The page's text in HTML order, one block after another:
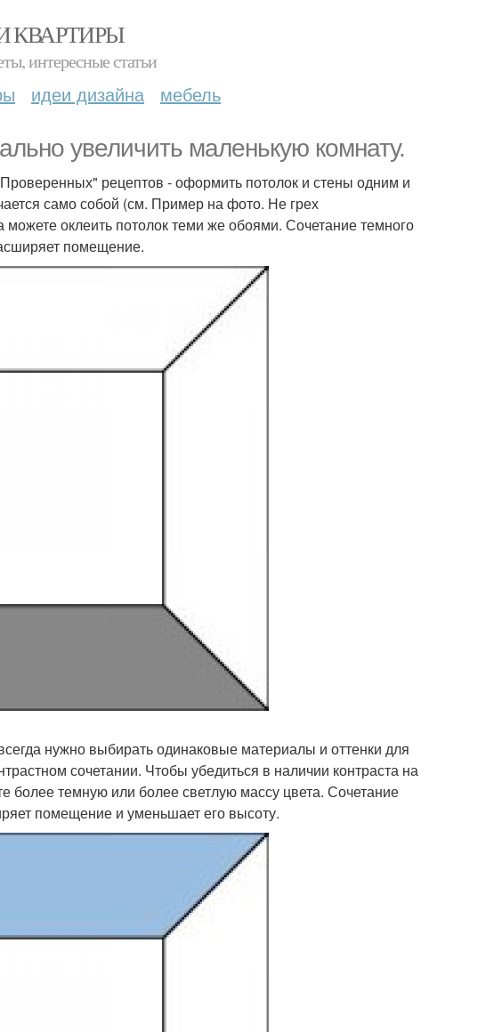
КВАРТИРЫ
интересные статьи
идеи дизайна мебель
увеличить маленькую комнату.
рецептов - оформить потолок и стены одним и
само собой (см. Пример на фото. Не грех
можете оклеить потолок теми же обоями. Сочетание темного
помещение.
нужно выбирать одинаковые материалы и оттенки для
сочетании. Чтобы убедиться в наличии контраста на
более темную или более светлую массу цвета. Сочетание
помещение и уменьшает его высоту.